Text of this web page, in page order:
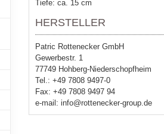
Tiefe: ca. 15 cm
HERSTELLER
Patric Rottenecker GmbH
Gewerbestr. 1
77749 Hohberg-Niederschopfheim
Tel.: +49 7808 9497-0
Fax: +49 7808 9497 94
e-mail: info@rottenecker-group.de